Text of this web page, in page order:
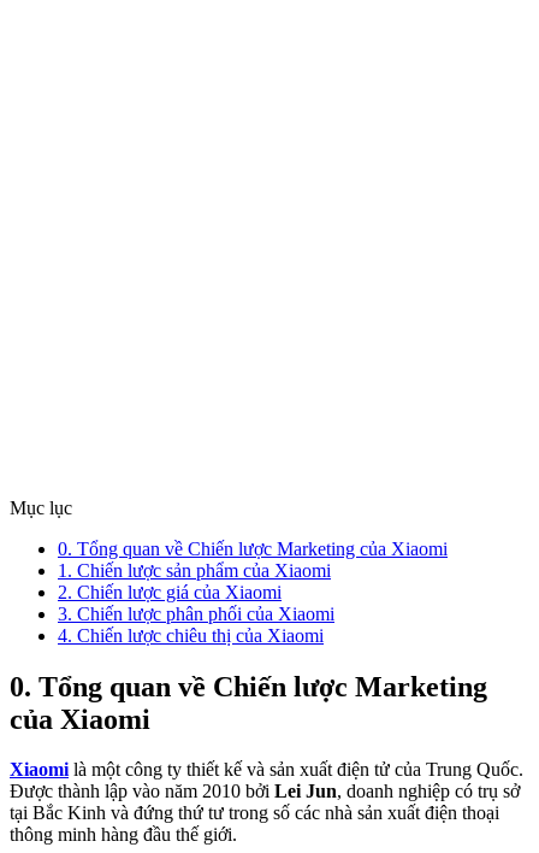
Mục lục
0. Tổng quan về Chiến lược Marketing của Xiaomi
1. Chiến lược sản phẩm của Xiaomi
2. Chiến lược giá của Xiaomi
3. Chiến lược phân phối của Xiaomi
4. Chiến lược chiêu thị của Xiaomi
0. Tổng quan về Chiến lược Marketing
của Xiaomi
Xiaomilà một công ty thiết kế và sản xuất điện tử của Trung Quốc.
Được thành lập vào năm 2010 bởi Lei Jun, doanh nghiệp có trụ sở
tại Bắc Kinh và đứng thứ tư trong số các nhà sản xuất điện thoại
thông minh hàng đầu thế giới.